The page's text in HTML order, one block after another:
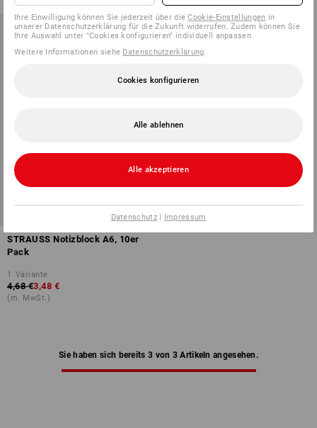
NEU
STRAUSS Notizblock A6, 10er
Pack
1 Variante
4,68 €3,48 €
(m. MwSt.)
Sie haben sich bereits 3 von 3 Artikeln angesehen.
Ihre Einwilligung können Sie jederzeit über dieCookie-Einstellungen in
unserer Datenschutzerklärung für die Zukunft widerrufen. Zudem können Sie
Ihre Auswahl unter "Cookies konfigurieren" individuell anpassen
Weitere Informationen siehe Datenschutzerklärung.
Cookies konfigurieren
Alle ablehnen
Alle akzeptieren
Datenschutz| Impressum